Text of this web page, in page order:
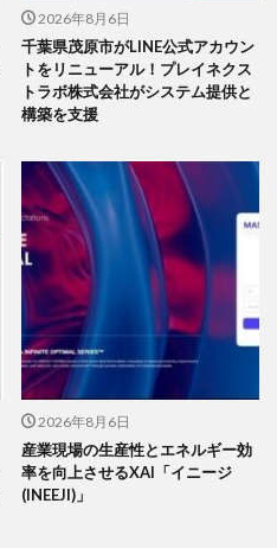
2026年8月6日
千葉県茂原市がLINE公式アカウン
トをリニューアル！プレイネクス
トラボ株式会社がシステム提供と
構築を支援
2026年8月6日
産業現場の生産性とエネルギー効
率を向上させるXAI「イニージ
(INEEJI)」